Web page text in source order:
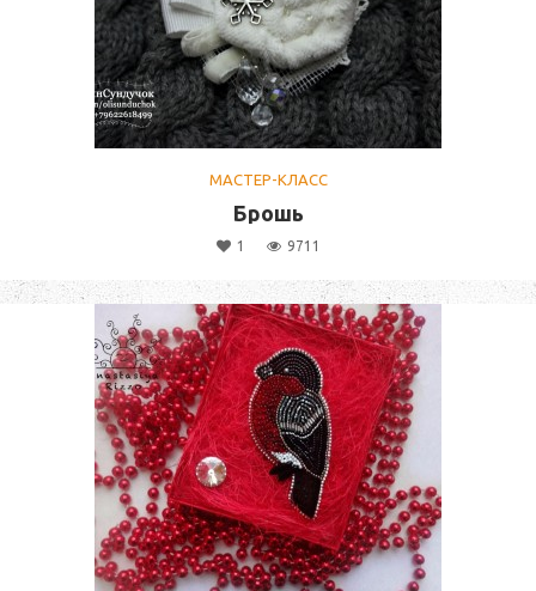
МАСТЕР-КЛАСС
Брошь
1 9711